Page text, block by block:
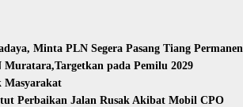
Minta PLN Segera Pasang Tiang Permanen
Muratara,Targetkan pada Pemilu 2029
Masyarakat
Perbaikan Jalan Rusak Akibat Mobil CPO